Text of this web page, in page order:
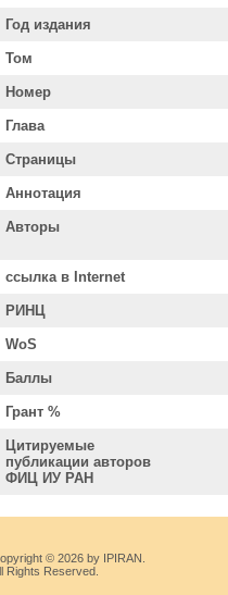
Год издания
Том
Номер
Глава
Страницы
Аннотация
Авторы
ссылка в Internet
РИНЦ
WoS
Баллы
Грант %
Цитируемые
публикации авторов
ФИЦ ИУ РАН
© 2026 by IPIRAN.
Rights Reserved.